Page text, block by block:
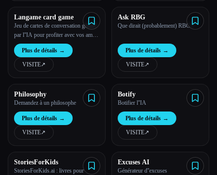
Langame card game
Jeu de cartes de conversation généré
par l''IA pour profiter avec vos amis
et votre famille
Plus de détails →
VISITE↗︎
Ask RBG
Que dirait (probablement) RBG ?
Plus de détails →
VISITE↗︎
Philosophy
Demandez à un philosophe
Plus de détails →
VISITE↗︎
Botify
Botifier l''IA
Plus de détails →
VISITE↗︎
StoriesForKids
StoriesForKids.ai : livres pour
Excuses AI
Générateur d''excuses